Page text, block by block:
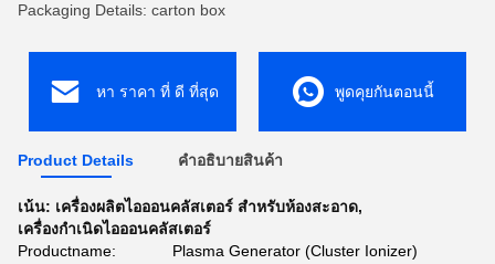
Packaging Details: carton box
หา ราคา ที่ ดี ที่สุด พูดคุยกันตอนนี้
Product Details คําอธิบายสินค้า
เน้น: เครื่องผลิตไอออนคลัสเตอร์ สําหรับห้องสะอาด,
เครื่องกําเนิดไอออนคลัสเตอร์
Productname:
Plasma Generator (Cluster Ionizer)